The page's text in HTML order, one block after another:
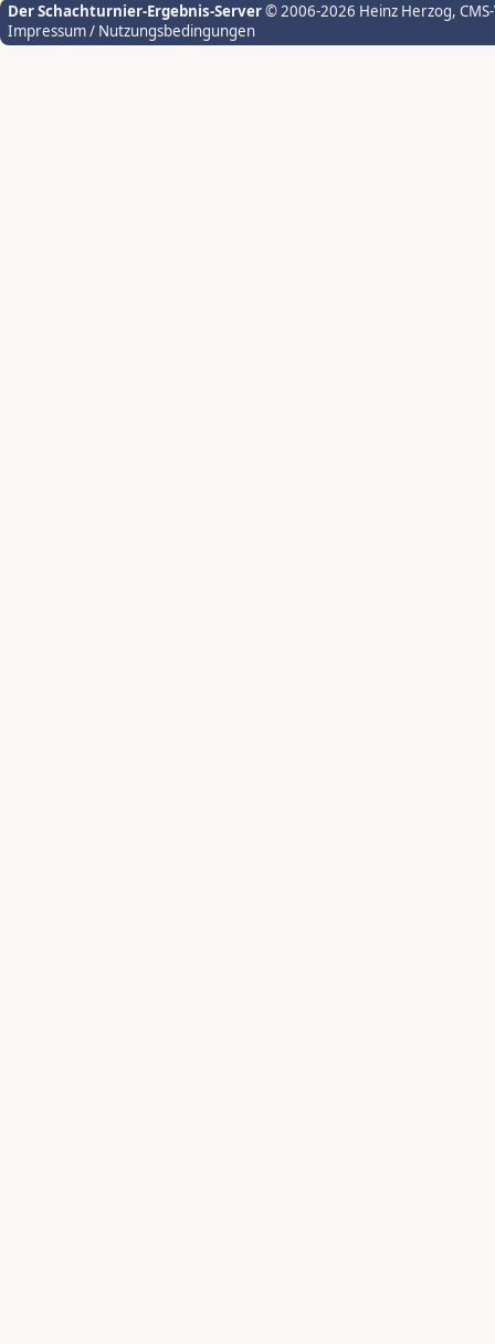
Der Schachturnier-Ergebnis-Server© 2006-2026 Heinz Herzog,
Impressum / Nutzungsbedingungen